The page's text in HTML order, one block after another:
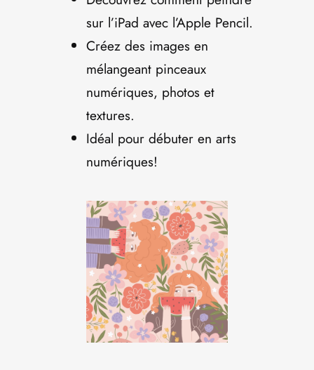
sur l’iPad avec l’Apple Pencil.
Créez des images en
mélangeant pinceaux
numériques, photos et
textures.
Idéal pour débuter en arts
numériques!